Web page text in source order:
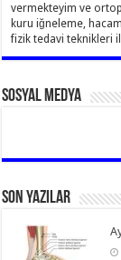
vermekteyim ve
kuru iğneleme,
fizik tedavi teknikleri
Sosyal Medya
Son Yazılar